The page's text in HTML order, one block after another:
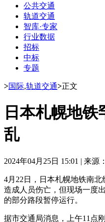
公共交通
轨道交通
智库·专家
行业数据
招标
中标
专题
>国际,轨道交通>正文
日本札幌地
乱
2024年04月25日 15:01 | 来源
4月22日，日本札幌地铁南
造成人员伤亡，但现场一度
的部分路段暂停运行。
据市交通局消息，上午11点